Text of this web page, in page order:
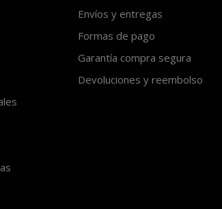
Envíos y entregas
Formas de pago
Garantía compra segura
Devoluciones y reembolso